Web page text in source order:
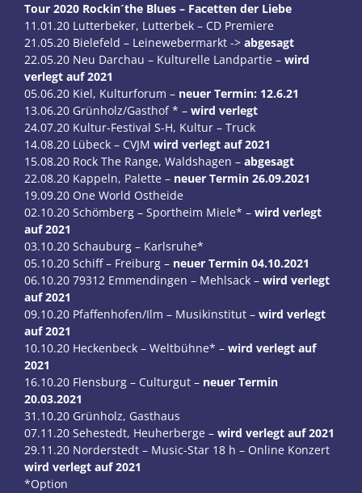
Tour 2020 Rockin´the Blues – Facetten der Liebe
11.01.20 Lutterbeker, Lutterbek – CD Premiere
21.05.20 Bielefeld – Leinewebermarkt -> abgesagt
22.05.20 Neu Darchau – Kulturelle Landpartie – wird
verlegt auf 2021
05.06.20 Kiel, Kulturforum – neuer Termin: 12.6.21
13.06.20 Grünholz/Gasthof * – wird verlegt
24.07.20 Kultur-Festival S-H, Kultur – Truck
14.08.20 Lübeck – CVJM wird verlegt auf 2021
15.08.20 Rock The Range, Waldshagen – abgesagt
22.08.20 Kappeln, Palette – neuer Termin 26.09.2021
19.09.20 One World Ostheide
02.10.20 Schömberg – Sportheim Miele* – wird verlegt
auf 2021
03.10.20 Schauburg – Karlsruhe*
05.10.20 Schiff – Freiburg – neuer Termin 04.10.2021
06.10.20 79312 Emmendingen – Mehlsack – wird verlegt
auf 2021
09.10.20 Pfaffenhofen/Ilm – Musikinstitut – wird verlegt
auf 2021
10.10.20 Heckenbeck – Weltbühne* – wird verlegt auf
2021
16.10.20 Flensburg – Culturgut – neuer Termin
20.03.2021
31.10.20 Grünholz, Gasthaus
07.11.20 Sehestedt, Heuherberge – wird verlegt auf 2021
29.11.20 Norderstedt – Music-Star 18 h – Online Konzert
wird verlegt auf 2021
*Option